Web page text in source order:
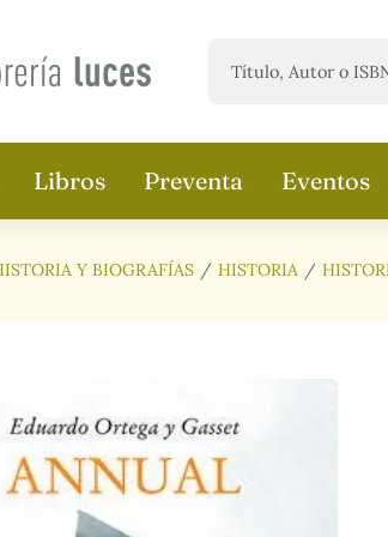
Libros Preventa Eventos
Y BIOGRAFÍAS HISTORIA